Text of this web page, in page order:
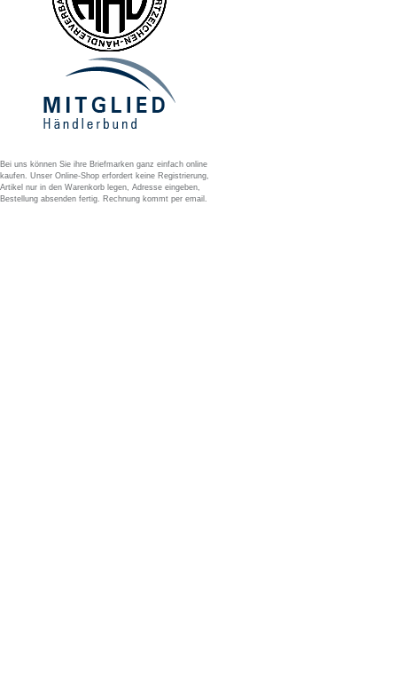
Bei uns können Sie ihre Briefmarken ganz einfach online
kaufen. Unser Online-Shop erfordert keine Registrierung,
Artikel nur in den Warenkorb legen, Adresse eingeben,
Bestellung absenden fertig. Rechnung kommt per email.